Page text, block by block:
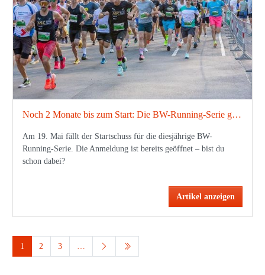
Noch 2 Monate bis zum Start: Die BW-Running-Serie geht in die nächste Runde!
Am 19. Mai fällt der Startschuss für die diesjährige BW-
Running-Serie. Die Anmeldung ist bereits geöffnet – bist du
schon dabei?
Artikel anzeigen
1 2 3 …